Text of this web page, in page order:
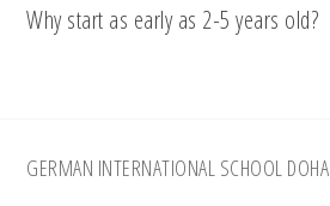
Why start as early as 2-5 years old?
Footer
GERMAN INTERNATIONAL SCHOOL DOHA